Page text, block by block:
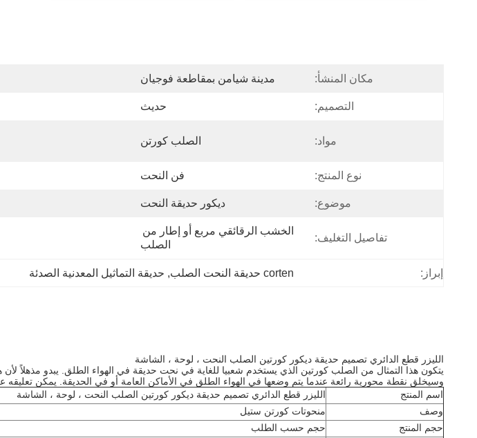
مكان المنشأ: مدينة شيامن بمقاطعة فوجيان
التصميم: حديث
مواد: الصلب كورتن
نوع المنتج: فن النحت
موضوع: ديكور حديقة النحت
تفاصيل التغليف:
الصلب
إبراز: corten حديقة النحت الصلب , حديقة التماثيل المعدنية الصدئة
الليزر قطع الدائري تصميم حديقة ديكور كورتين الصلب النحت ، لوحة ، الشاشة
يتكون هذا التمثال من الصلب كورتين الذي يستخدم شعبيا للغاية في نحت حديقة في الهواء الطلق. يبدو
وسيخلق نقطة محورية رائعة عندما يتم وضعها في الهواء الطلق في الأماكن العامة أو في الحديقة. يمكن تعليقه
اسم المنتج
الليزر قطع الدائري تصميم حديقة ديكور كورتين الصلب النحت ، لوحة ، الشاشة
وصف
منحوتات كورتن ستيل
حجم المنتج
حجم حسب الطلب